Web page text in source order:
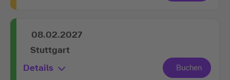
08.02.2027
Stuttgart
Details